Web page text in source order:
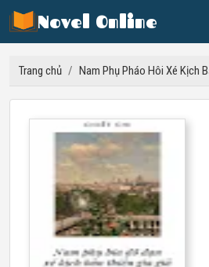
Novel Online
Trang chủ / Nam Phụ Pháo Hôi Xé Kịch